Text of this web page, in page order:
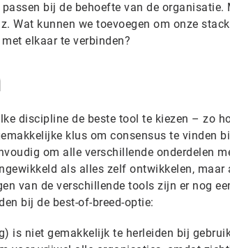
bij de behoefte van de organisatie.
Wat kunnen we toevoegen om onze
elkaar te verbinden?
discipline de beste tool te kiezen – zo
klus om consensus te vinden
om alle verschillende onderdelen
als alles zelf ontwikkelen, maar
van de verschillende tools zijn er nog
bij de best-of-breed-optie:
is niet gemakkelijk te herleiden bij